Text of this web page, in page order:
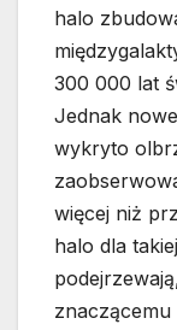
halo
300 000 lat
Jednak
wykryto
więcej niż
halo dla